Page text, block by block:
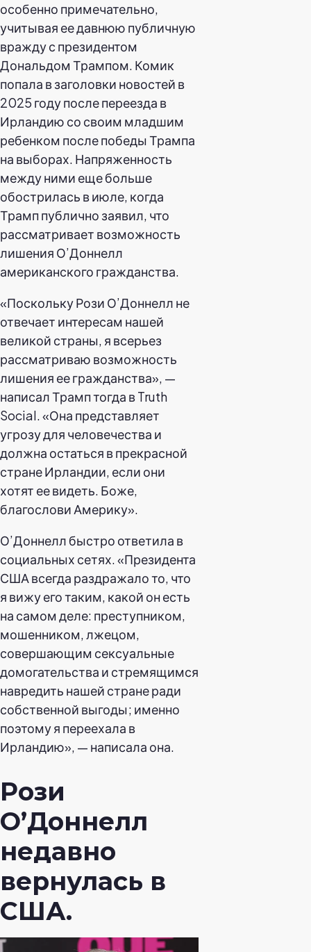
особенно примечательно,
учитывая ее давнюю публичную
вражду с президентом
Дональдом Трампом. Комик
попала в заголовки новостей в
2025 году после переезда в
Ирландию со своим младшим
ребенком после победы Трампа
на выборах. Напряженность
между ними еще больше
обострилась в июле, когда
Трамп публично заявил, что
рассматривает возможность
лишения О’Доннелл
американского гражданства.
«Поскольку Рози О’Доннелл не
отвечает интересам нашей
великой страны, я всерьез
рассматриваю возможность
лишения ее гражданства», —
написал Трамп тогда в Truth
Social. «Она представляет
угрозу для человечества и
должна остаться в прекрасной
стране Ирландии, если они
хотят ее видеть. Боже,
благослови Америку».
О’Доннелл быстро ответила в
социальных сетях. «Президента
США всегда раздражало то, что
я вижу его таким, какой он есть
на самом деле: преступником,
мошенником, лжецом,
совершающим сексуальные
домогательства и стремящимся
навредить нашей стране ради
собственной выгоды; именно
поэтому я переехала в
Ирландию», — написала она.
Рози
О’Доннелл
недавно
вернулась в
США.